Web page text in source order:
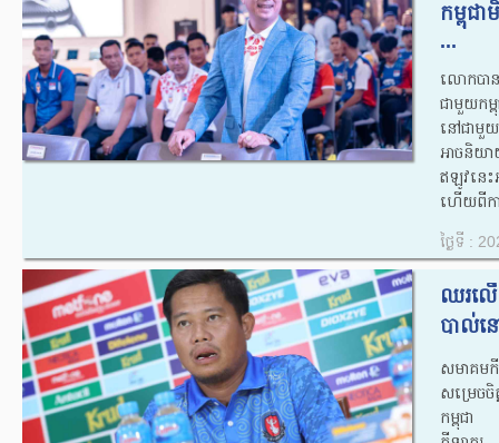
កម្ពុជ
...
លោក​បា
ជា​មួយ​ក
នៅ​ជា​មួយ​
អាច​និយា
ឥឡូវ​នេះ​
ហើយពី​ក
ថ្ងៃទី :
ឈរលើ
បាល់ន
សមាគម
សម្រេចចិ
កម្ពុជា